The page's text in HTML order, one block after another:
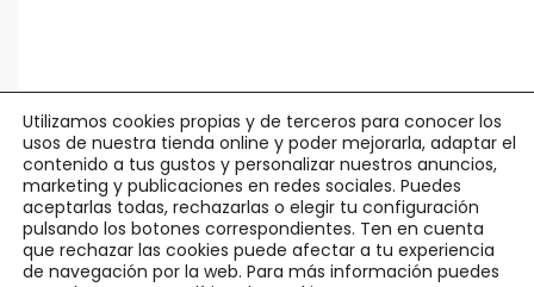
Utilizamos cookies propias y de terceros para conocer los
usos de nuestra tienda online y poder mejorarla, adaptar el
contenido a tus gustos y personalizar nuestros anuncios,
marketing y publicaciones en redes sociales. Puedes
aceptarlas todas, rechazarlas o elegir tu configuración
pulsando los botones correspondientes. Ten en cuenta
que rechazar las cookies puede afectar a tu experiencia
de navegación por la web. Para más información puedes